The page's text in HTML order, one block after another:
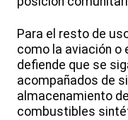
Para el resto de
como la aviación o
defiende que se
acompañados de
almacenamiento
combustibles